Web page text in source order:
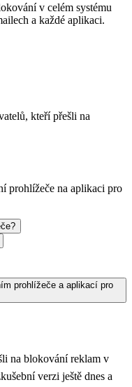
v celém systému
a každé aplikaci.
kteří přešli na
prohlížeče na aplikaci pro
prohlížeče a aplikací pro
na blokování reklam v
verzi ještě dnes a